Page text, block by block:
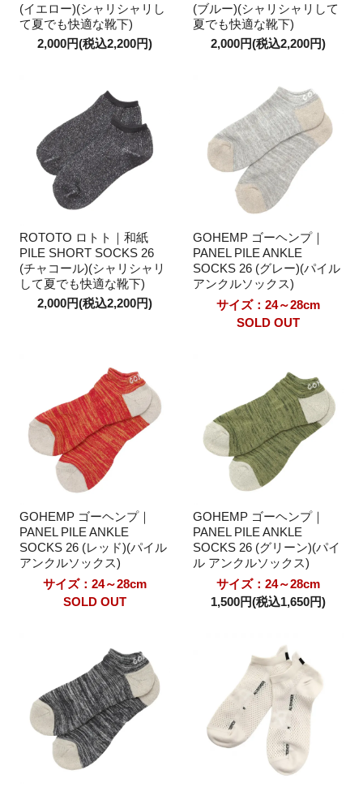
(イエロー)(シャリシャリし
て夏でも快適な靴下)
2,000円(税込2,200円)
(ブルー)(シャリシャリして
夏でも快適な靴下)
2,000円(税込2,200円)
ROTOTO ロトト｜和紙
PILE SHORT SOCKS 26
(チャコール)(シャリシャリ
して夏でも快適な靴下)
2,000円(税込2,200円)
GOHEMP ゴーヘンプ｜
PANEL PILE ANKLE
SOCKS 26 (グレー)(パイル
アンクルソックス)
サイズ：24～28cm
SOLD OUT
GOHEMP ゴーヘンプ｜
PANEL PILE ANKLE
SOCKS 26 (レッド)(パイル
アンクルソックス)
サイズ：24～28cm
SOLD OUT
GOHEMP ゴーヘンプ｜
PANEL PILE ANKLE
SOCKS 26 (グリーン)(パイ
ル アンクルソックス)
サイズ：24～28cm
1,500円(税込1,650円)